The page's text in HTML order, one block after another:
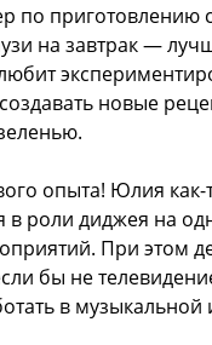
по приготовлению
на завтрак —
новые
опыта! Юлия как-
в роли диджея на
При этом
бы не
в музыкальной